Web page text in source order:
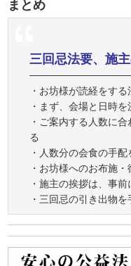
まとめ
三回忌法要、施
・お坊様が読経をす
・まず、会場と日時を
・ご案内する人数に
る
・人数分の会食の手配
・お坊様へのお布施
・施主の挨拶は、事
・三回忌の引き出物を